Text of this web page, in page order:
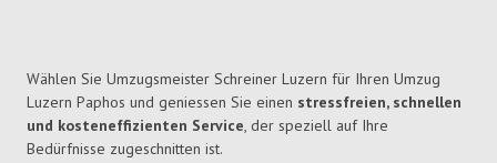
Wählen Sie Umzugsmeister Schreiner Luzern für Ihren Umzug
Luzern Paphos und geniessen Sie einen stressfreien, schnellen
und kosteneffizienten Service, der speziell auf Ihre
Bedürfnisse zugeschnitten ist.